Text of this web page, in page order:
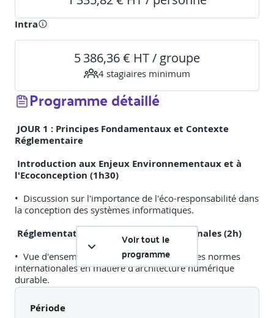
Intra
5 386,36 € HT / groupe
4 stagiaires minimum
Programme détaillé
JOUR 1 : Principes Fondamentaux et Contexte
Réglementaire
Introduction aux Enjeux Environnementaux et à
l'Ecoconception (1h30)
• Discussion sur l'importance de l'éco-responsabilité dans
la conception des systèmes informatiques.
Réglementations et Normes Internationales (2h)
• Vue d'ensemble des réglementations et des normes
internationales en matière d'architecture numérique
durable.
Principes de Conception Durable (1h30)
Voir tout le
programme
Période